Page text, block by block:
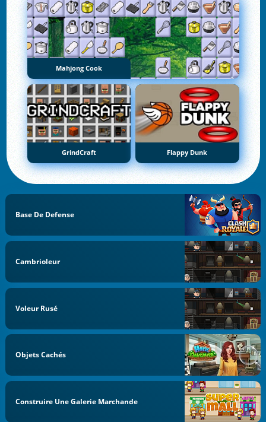
Mahjong Cook
GrindCraft Flappy Dunk
Base De Defense
Cambrioleur
Voleur Rusé
Objets Cachés
Construire Une Galerie Marchande